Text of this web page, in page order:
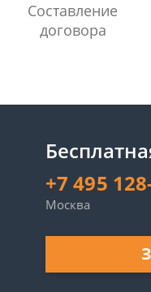
Составление
договора
+7 495
Москва